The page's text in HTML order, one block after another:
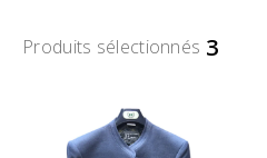
Produits sélectionnés 3